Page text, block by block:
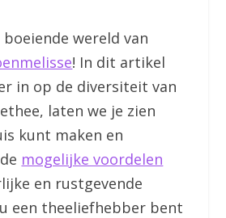
wereld van
! In dit artikel
in op de diversiteit van
laten we je zien
kunt maken en
mogelijke voordelen
en rustgevende
een theeliefhebber bent